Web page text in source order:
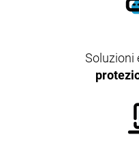
Soluzioni